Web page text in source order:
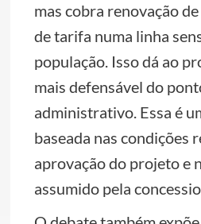
mas cobra renovação
de tarifa numa linha
população. Isso dá ao
mais defensável do
administrativo. Essa é
baseada nas condições
aprovação do projeto e
assumido pela